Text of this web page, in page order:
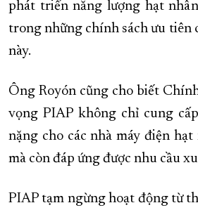
phát triển năng lượng hạt
trong những chính sách ưu tiên
này.
Ông Royón cũng cho biết
vọng PIAP không chỉ cung
nặng cho các nhà máy điện hạt
mà còn đáp ứng được nhu cầu
PIAP tạm ngừng hoạt động từ